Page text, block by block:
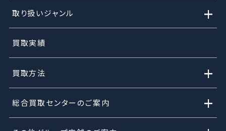
取り扱いジャンル +
買取実績
買取方法 +
総合買取センターのご案内 +